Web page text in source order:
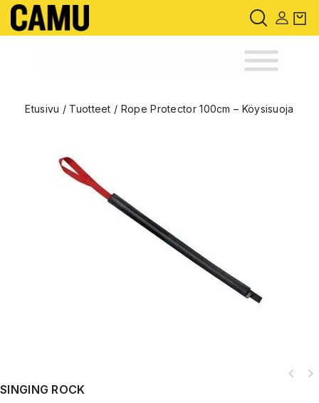
Etusivu / Tuotteet / Rope Protector 100cm – Köysisuoja
SINGING ROCK